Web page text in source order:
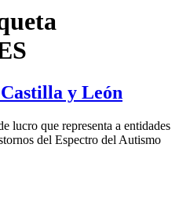
y León
lucro que representa a entidades
del Espectro del Autismo